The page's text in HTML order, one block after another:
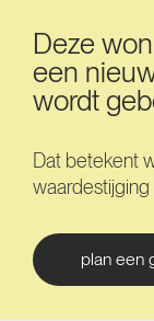
Deze
een
wordt
Dat betekent
waardestijging
plan een